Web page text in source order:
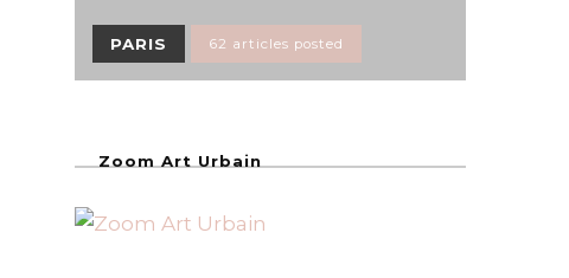
PARIS 62 articles posted
Zoom Art Urbain